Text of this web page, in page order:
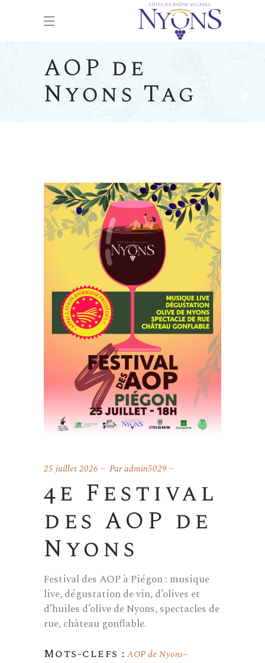
AOP de
Nyons Tag
25 juillet 2026 Paradmin5029
4e Festival
des AOP de
Nyons
Festival des AOP à Piégon : musique
live, dégustation de vin, d’olives et
d’huiles d’olive de Nyons, spectacles de
rue, château gonflable.
Mots-clefs : AOP de Nyons